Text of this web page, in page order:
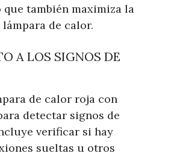
que también maximiza la
de calor.
A LOS SIGNOS DE
de calor roja con
detectar signos de
verificar si hay
sueltas u otros